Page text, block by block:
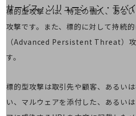
サービス・ソリューション・モバ
サービス・ソリューションをご紹介
カテゴリーで探す
ネットワーク・モバイル
クラウド・データセンター
標的型攻撃とは、特定の個人、ある
攻撃です。また、標的に対して持続
（Advanced Persistent Threat）攻
す。
標的型攻撃は取引先や顧客、あるい
い、マルウェアを添付した、あるい